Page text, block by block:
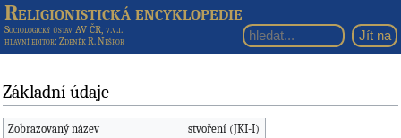
Religionistická encyklopedie
Sociologický ústav AV ČR, v.v.i.
hlavní editor: Zdeněk R. Nešpor
Základní údaje
Zobrazovaný název
stvoření (JKI-I)